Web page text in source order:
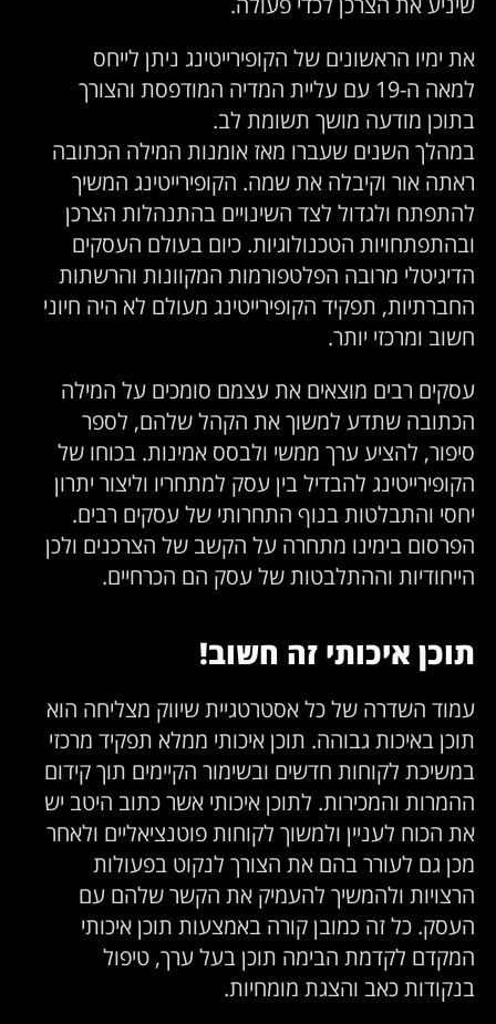
את ימיו הראשונים של הקופירייטינג ניתן לייחס
למאה ה-19 עם עליית המדיה המודפסת והצורך
בתוכן מודעה מושך תשומת לב.
במהלך השנים שעברו מאז אומנות המילה הכתובה
ראתה אור וקיבלה את שמה. הקופירייטינג המשיך
להתפתח ולגדול לצד השינויים בהתנהלות הצרכן
ובהתפתחויות הטכנולוגיות. כיום בעולם העסקים
הדיגיטלי מרובה הפלטפורמות המקוונות והרשתות
החברתיות, תפקיד הקופירייטינג מעולם לא היה חיוני
חשוב ומרכזי יותר.
עסקים רבים מוצאים את עצמם סומכים על המילה
הכתובה שתדע למשוך את הקהל שלהם, לספר
סיפור, להציע ערך ממשי ולבסס אמינות. בכוחו של
הקופירייטינג להבדיל בין עסק למתחריו וליצור יתרון
יחסי והתבלטות בנוף התחרותי של עסקים רבים.
הפרסום בימינו מתחרה על הקשב של הצרכנים ולכן
הייחודיות וההתלבטות של עסק הם הכרחיים.
תוכן איכותי זה חשוב!
עמוד השדרה של כל אסטרטגיית שיווק מצליחה הוא
תוכן באיכות גבוהה. תוכן איכותי ממלא תפקיד מרכזי
במשיכת לקוחות חדשים ובשימור הקיימים תוך קידום
ההמרות והמכירות. לתוכן איכותי אשר כתוב היטב יש
את הכוח לעניין ולמשוך לקוחות פוטנציאליים ולאחר
מכן גם לעורר בהם את הצורך לנקוט בפעולות
הרצויות ולהמשיך להעמיק את הקשר שלהם עם
העסק. כל זה כמובן קורה באמצעות תוכן איכותי
המקדם לקדמת הבימה תוכן בעל ערך, טיפול
בנקודות כאב והצגת מומחיות.